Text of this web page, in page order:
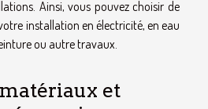
Ainsi, vous pouvez choisir de
installation en électricité, en eau
ou autre travaux.
et